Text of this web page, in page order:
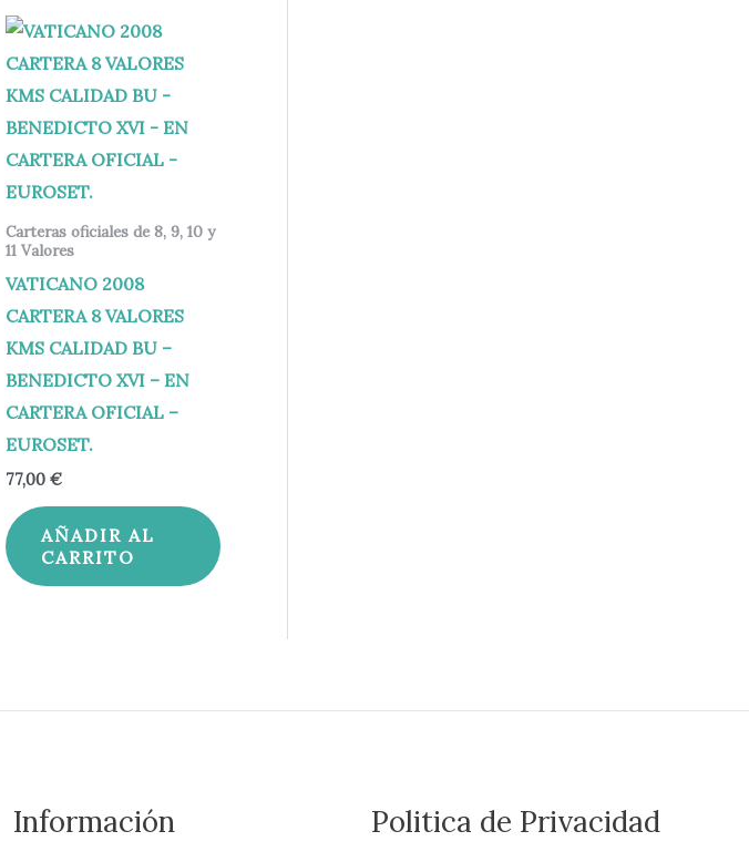
Carteras oficiales de 8, 9, 10 y
11 Valores
VATICANO 2008
CARTERA 8 VALORES
KMS CALIDAD BU –
BENEDICTO XVI – EN
CARTERA OFICIAL –
EUROSET.
77,00€
AÑADIR AL
CARRITO
Información Politica de Privacidad